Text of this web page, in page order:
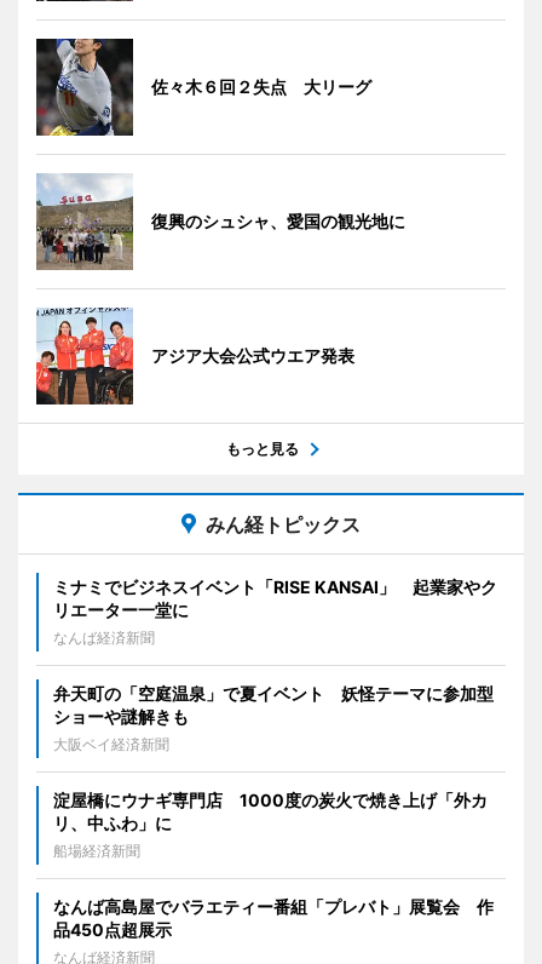
佐々木６回２失点 大リーグ
復興のシュシャ、愛国の観光地に
アジア大会公式ウエア発表
もっと見る
みん経トピックス
ミナミでビジネスイベント「RISE KANSAI」 起業家やク
リエーター一堂に
なんば経済新聞
弁天町の「空庭温泉」で夏イベント 妖怪テーマに参加型
ショーや謎解きも
大阪ベイ経済新聞
淀屋橋にウナギ専門店 1000度の炭火で焼き上げ「外カ
リ、中ふわ」に
船場経済新聞
なんば高島屋でバラエティー番組「プレバト」展覧会 作
品450点超展示
なんば経済新聞